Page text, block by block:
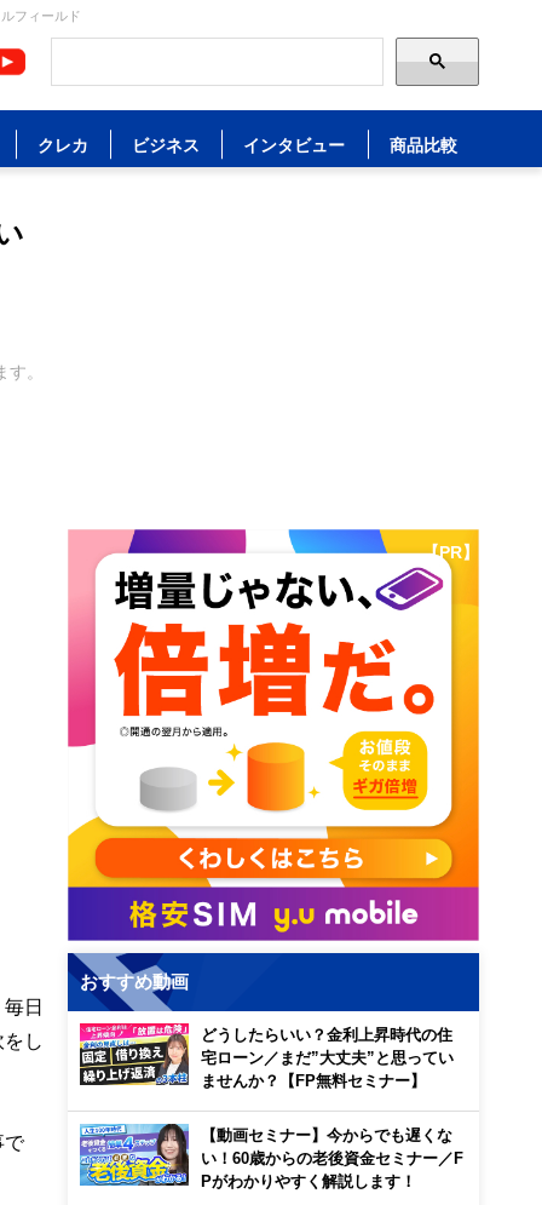
フィールド
クレカ ビジネス インタビュー 商品比較
す。
日
し
で
【PR】
おすすめ動画
どうしたらいい？金利上昇時代の住
宅ローン／まだ”大丈夫”と思ってい
ませんか？【FP無料セミナー】
【動画セミナー】今からでも遅くな
い！60歳からの老後資金セミナー／F
Pがわかりやすく解説します！